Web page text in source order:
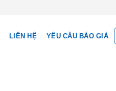
LIÊN HỆ YÊU CẦU BÁO GIÁ